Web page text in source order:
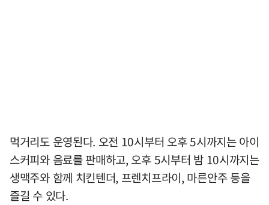
먹거리도 운영된다. 오전 10시부터 오후 5시까지는 아이
스커피와 음료를 판매하고, 오후 5시부터 밤 10시까지는
생맥주와 함께 치킨텐더, 프렌치프라이, 마른안주 등을
즐길 수 있다.